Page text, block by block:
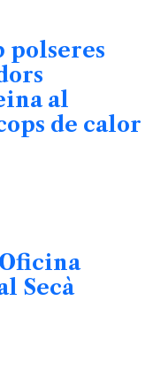
polseres
al
de calor
Secà